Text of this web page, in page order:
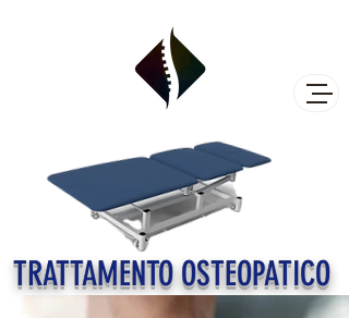
TRATTAMENTO OSTEOPATICO